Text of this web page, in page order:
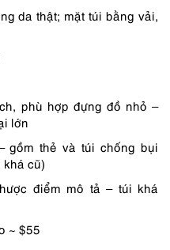
₫.
da thật; mặt túi bằng vải,
phù hợp đựng đồ nhỏ –
lớn
gồm thẻ và túi chống bụi
cũ)
điểm mô tả – túi khá
~ $55